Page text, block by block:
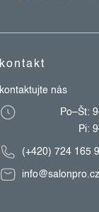
kontakt
kontaktujte nás
Po–Št:
Pi:
(+420) 724 165
info@salonpro.cz